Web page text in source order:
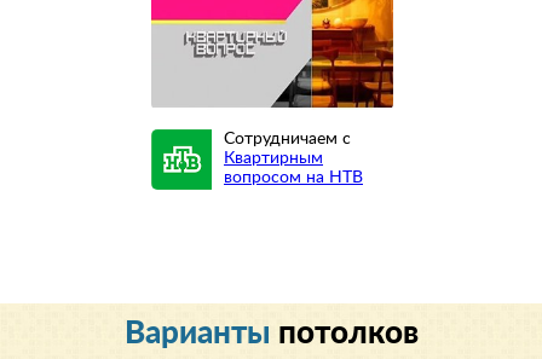
Сотрудничаем с
Квартирным
вопросом на НТВ
Варианты потолков